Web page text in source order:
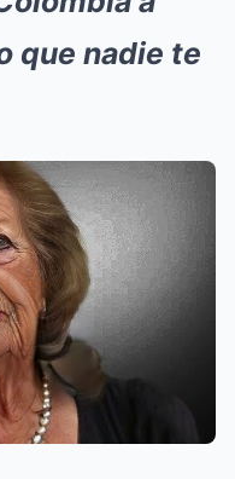
que nadie te